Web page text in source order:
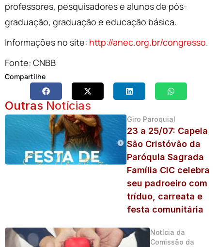
professores, pesquisadores e alunos de pós-
graduação, graduação e educação básica.
Informações no site: http://anec.org.br/congresso.
Fonte: CNBB
Compartilhe
Outras Notícias
Giro Paroquial
23 a 25/07: Capela
São Cristóvão da
Paróquia Sagrada
Família CIC celebra
seu padroeiro com
tríduo, carreata e
festa comunitária
Notícia da
Comissão da